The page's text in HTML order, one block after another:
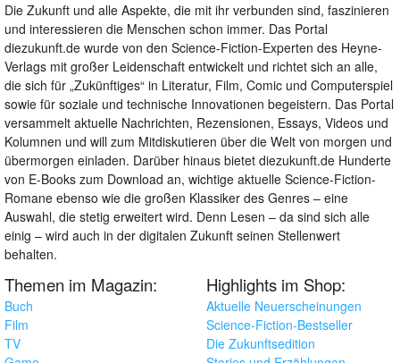
Die Zukunft und alle Aspekte, die mit ihr verbunden sind, faszinieren
und interessieren die Menschen schon immer. Das Portal
diezukunft.de wurde von den Science-Fiction-Experten des Heyne-
Verlags mit großer Leidenschaft entwickelt und richtet sich an alle,
die sich für „Zukünftiges“ in Literatur, Film, Comic und Computerspiel
sowie für soziale und technische Innovationen begeistern. Das Portal
versammelt aktuelle Nachrichten, Rezensionen, Essays, Videos und
Kolumnen und will zum Mitdiskutieren über die Welt von morgen und
übermorgen einladen. Darüber hinaus bietet diezukunft.de Hunderte
von E-Books zum Download an, wichtige aktuelle Science-Fiction-
Romane ebenso wie die großen Klassiker des Genres – eine
Auswahl, die stetig erweitert wird. Denn Lesen – da sind sich alle
einig – wird auch in der digitalen Zukunft seinen Stellenwert
behalten.
Themen im Magazin:
Buch
Film
TV
Highlights im Shop:
Aktuelle Neuerscheinungen
Science-Fiction-Bestseller
Die Zukunftsedition